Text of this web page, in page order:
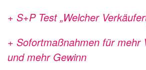
+ S+P Test „Welcher
+ Sofortmaßnahmen für mehr
und mehr Gewinn